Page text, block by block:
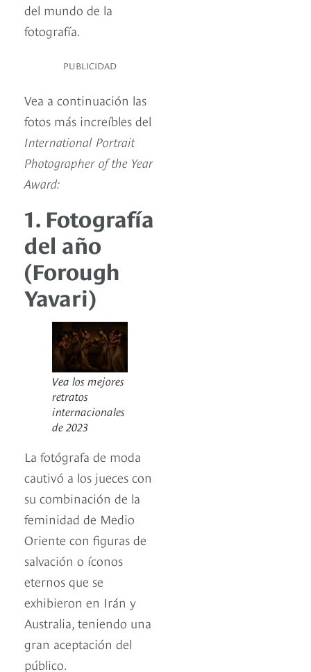
del mundo de la
fotografía.
PUBLICIDAD
Vea a continuación las
fotos más increíbles del
International Portrait
Photographer of the Year
Award:
1. Fotografía
del año
(Forough
Yavari)
Vea los mejores
retratos
internacionales
de 2023
La fotógrafa de moda
cautivó a los jueces con
su combinación de la
feminidad de Medio
Oriente con figuras de
salvación o íconos
eternos que se
exhibieron en Irán y
Australia, teniendo una
gran aceptación del
público.